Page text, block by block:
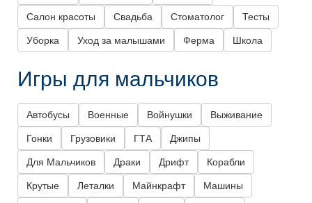
Салон красоты Свадьба Стоматолог Тесты
Уборка Уход за малышами Ферма Школа
Игры для мальчиков
Автобусы Военные Войнушки Выживание
Гонки Грузовики ГТА Джипы
Для Мальчиков Драки Дрифт Корабли
Крутые Леталки Майнкрафт Машины